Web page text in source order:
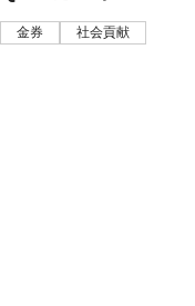
金券 社会貢献